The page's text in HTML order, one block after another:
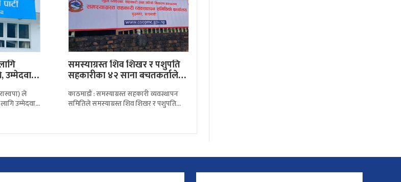
उम्मेदवार
ले
उम्मेदवार
समस्याग्रस्त शिव शिखर र पशुपति
सहकारीका ४२ साना बचतकर्ताले
काठमाडौं : समस्याग्रस्त सहकारी व्यवस्थापन
समितिले समस्याग्रस्त शिव शिखर र पशुपति